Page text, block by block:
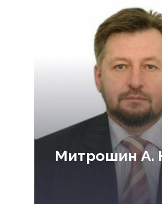
Митрошин А.